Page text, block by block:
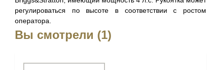
регулироваться по высоте в соответствии с ростом
оператора.
Вы смотрели (1)